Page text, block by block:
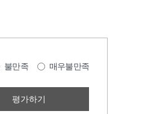
불만족 매우불만족